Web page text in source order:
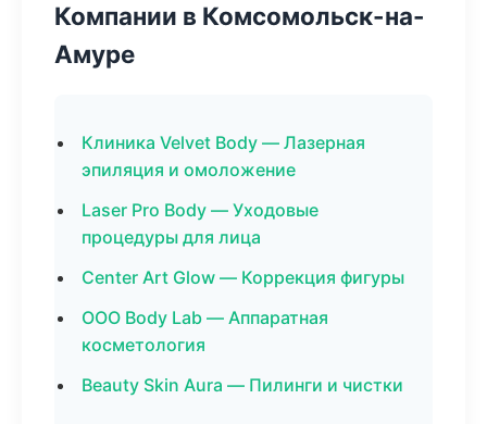
Компании в Комсомольск-на-
Амуре
Клиника Velvet Body — Лазерная
эпиляция и омоложение
Laser Pro Body — Уходовые
процедуры для лица
Center Art Glow — Коррекция фигуры
ООО Body Lab — Аппаратная
косметология
Beauty Skin Aura — Пилинги и чистки